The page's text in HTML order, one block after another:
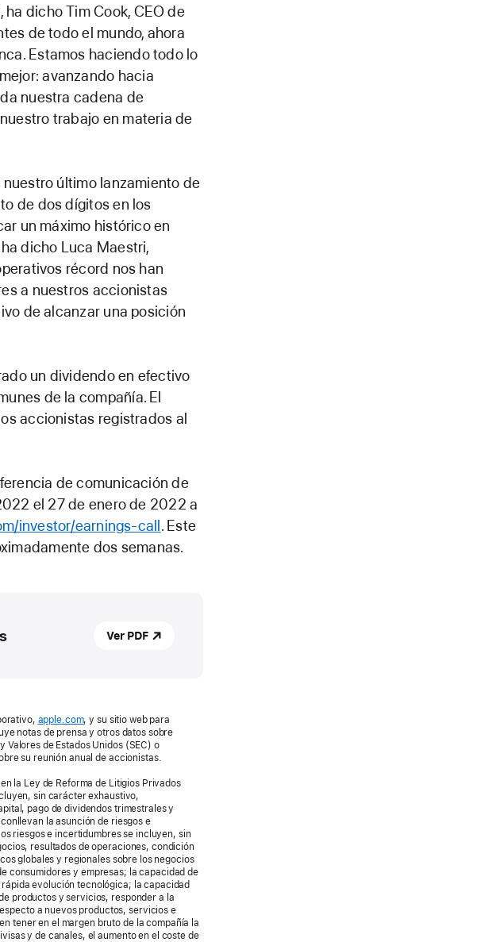
dicho Tim Cook, CEO de
de todo el mundo, ahora
Estamos haciendo todo lo
avanzando hacia
nuestra cadena de
trabajo en materia de
último lanzamiento de
de dos dígitos en los
un máximo histórico en
dicho Luca Maestri,
récord nos han
a nuestros accionistas
de alcanzar una posición
un dividendo en efectivo
de la compañía. El
accionistas registrados al
de comunicación de
el 27 de enero de 2022 a
investor/earnings-call. Este
dos semanas.
Ver PDF
apple.com, y su sitio web para
notas de prensa y otros datos sobre
de Estados Unidos (SEC) o
su reunión anual de accionistas.
la Ley de Reforma de Litigios Privados
sin carácter exhaustivo,
pago de dividendos trimestrales y
la asunción de riesgos e
riesgos e incertidumbres se incluyen, sin
resultados de operaciones, condición
globales y regionales sobre los negocios
consumidores y empresas; la capacidad de
evolución tecnológica; la capacidad
productos y servicios, responder a la
a nuevos productos, servicios e
tener en el margen bruto de la compañía la
y de canales, el aumento en el coste de